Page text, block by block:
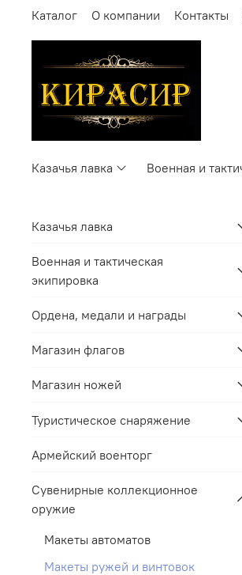
Каталог О компании Контакты
Казачья лавка Военная и
Казачья лавка
Военная и тактическая
экипировка
Ордена, медали и награды
Магазин флагов
Магазин ножей
Туристическое снаряжение
Армейский военторг
Сувенирные коллекционное
оружие
Макеты автоматов
Макеты ружей и винтовок